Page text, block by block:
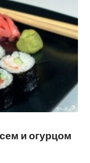
и огурцом